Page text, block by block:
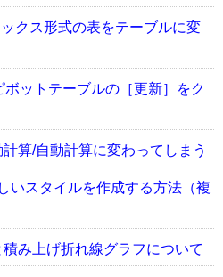
クス形式の表をテーブルに変
ットテーブルの［更新］をク
算/自動計算に変わってしまう
いスタイルを作成する方法（複
み上げ折れ線グラフについて